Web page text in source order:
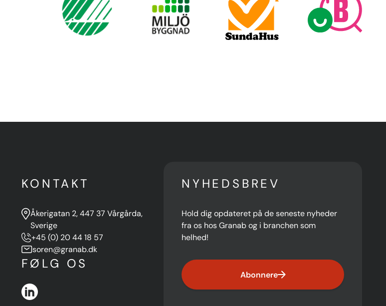
KONTAKT
Åkerigatan 2, 447 37 Vårgårda,
Sverige
+45 (0) 20 44 18 57
soren@granab.dk
FØLG OS
NYHEDSBREV
Hold dig opdateret på de seneste nyheder
fra os hos Granab og i branchen som
helhed!
Abonnere